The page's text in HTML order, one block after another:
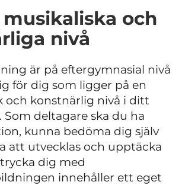
och
nivå
är på eftergymnasial nivå
för dig som ligger på en
och konstnärlig nivå i ditt
Som deltagare ska du ha
kunna bedöma dig själv
att utvecklas och upptäcka
dig med
innehåller ett eget